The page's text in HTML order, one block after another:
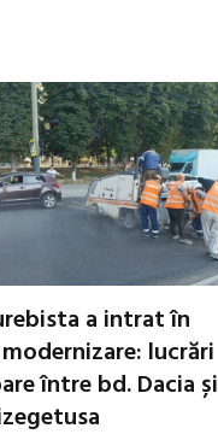
a intrat în
lucrări
între bd. Dacia și